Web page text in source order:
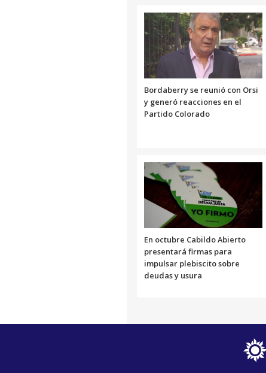
Bordaberry se reunió con Orsi
y generó reacciones en el
Partido Colorado
En octubre Cabildo Abierto
presentará firmas para
impulsar plebiscito sobre
deudas y usura